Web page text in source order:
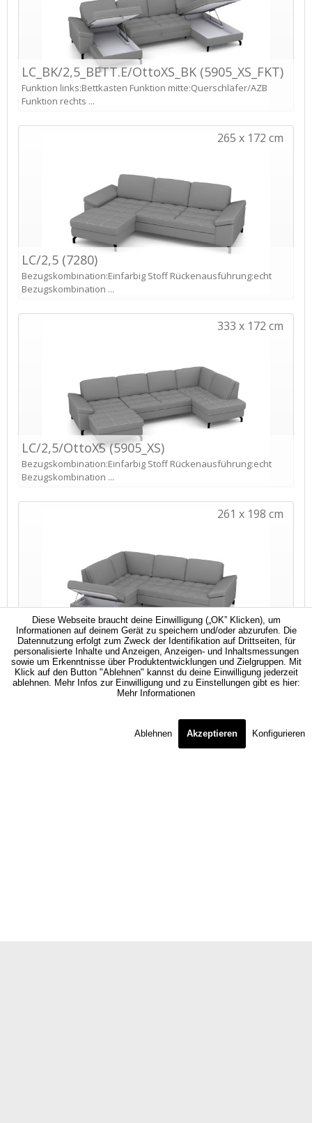
Diese Webseite braucht deine Einwilligung („OK” Klicken), um
Informationen auf deinem Gerät zu speichern und/oder abzurufen. Die
Datennutzung erfolgt zum Zweck der Identifikation auf Drittseiten, für
personalisierte Inhalte und Anzeigen, Anzeigen- und Inhaltsmessungen
sowie um Erkenntnisse über Produktentwicklungen und Zielgruppen. Mit
Klick auf den Button "Ablehnen" kannst du deine Einwilligung jederzeit
ablehnen. Mehr Infos zur Einwilligung und zu Einstellungen gibt es hier:
Mehr Informationen
Ablehnen Akzeptieren Konfigurieren